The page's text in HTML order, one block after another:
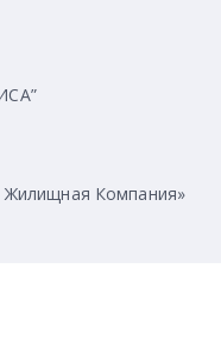
Жилищная Компания»